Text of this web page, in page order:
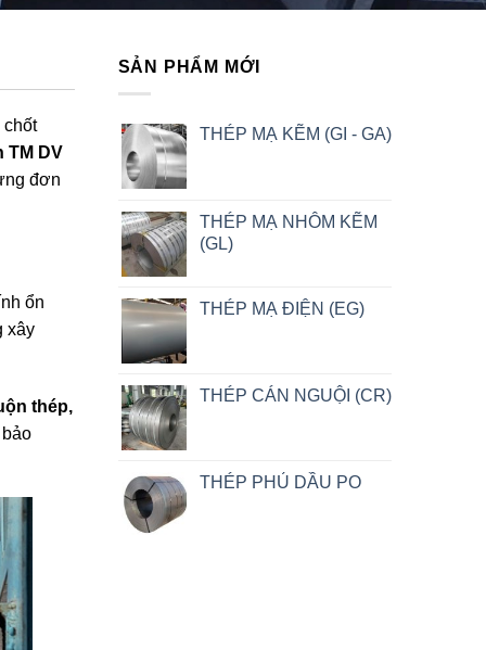
chốt
TM DV
đơn
ổn
xây
thép,
SẢN PHẨM MỚI
THÉP MẠ KẼM (GI - GA)
THÉP MẠ NHÔM KẼM
(GL)
THÉP MẠ ĐIỆN (EG)
THÉP CÁN NGUỘI (CR)
THÉP PHỦ DẦU PO